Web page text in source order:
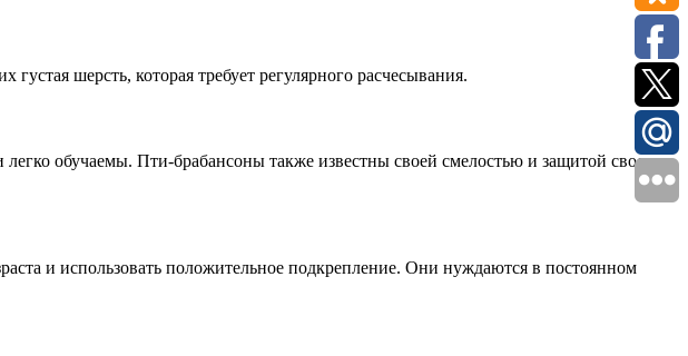
шерсть, которая требует регулярного расчесывания.
обучаемы. Пти-брабансоны также известны своей смелостью и защитой своего
и использовать положительное подкрепление. Они нуждаются в постоянном